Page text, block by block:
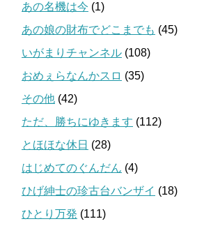
あの名機は今 (1)
あの娘の財布でどこまでも (45)
いがまりチャンネル (108)
おめぇらなんかスロ (35)
その他 (42)
ただ、勝ちにゆきます (112)
とほほな休日 (28)
はじめてのぐんだん (4)
ひげ紳士の珍古台バンザイ (18)
ひとり万発 (111)